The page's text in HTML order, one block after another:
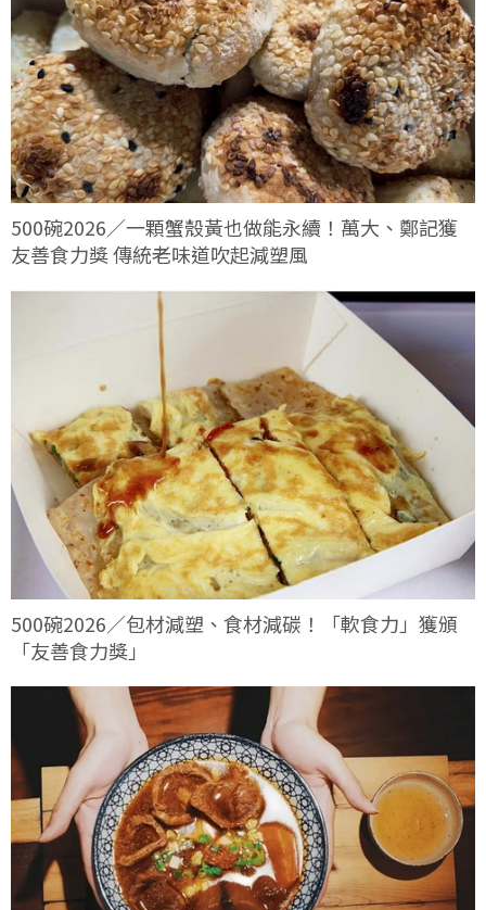
500碗2026／一顆蟹殼黃也做能永續！萬大、鄭記獲
友善食力獎 傳統老味道吹起減塑風
500碗2026／包材減塑、食材減碳！「軟食力」獲頒
「友善食力獎」